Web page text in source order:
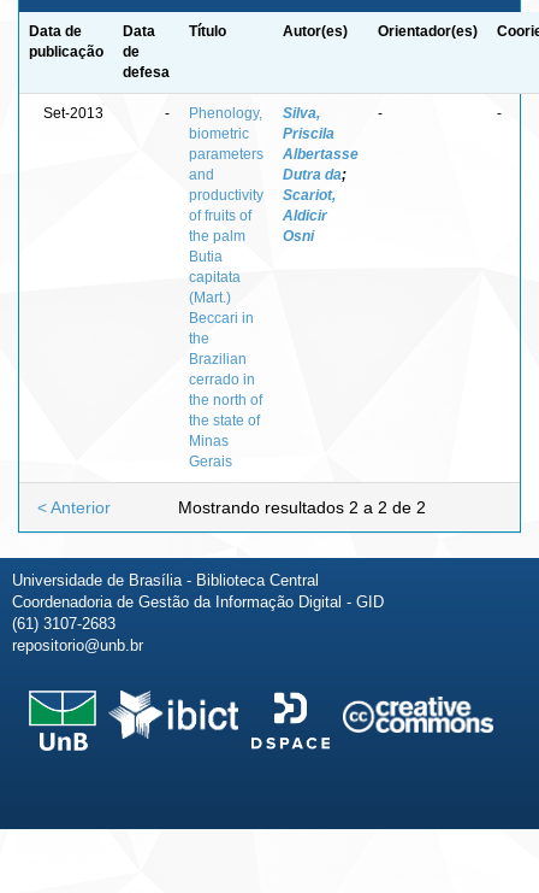
Data de
publicação
Data
de
defesa
Título Autor(es) Orientador(es)
Set-2013 -
Phenology,
biometric
parameters
and
productivity
of fruits of
the palm
Butia
capitata
(Mart.)
Beccari in
the
Brazilian
cerrado in
the north of
the state of
Minas
Gerais
Silva,
Priscila
Albertasse
Dutra da;
Scariot,
Aldicir
Osni
- -
Mostrando resultados 2 a 2 de 2
< Anterior
Universidade de Brasília - Biblioteca Central
Coordenadoria de Gestão da Informação Digital - GID
(61) 3107-2683
repositorio@unb.br